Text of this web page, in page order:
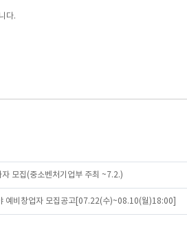
다.
모집(중소벤처기업부 주최 ~7.2.)
예비창업자 모집공고[07.22(수)~08.10(월)18:00]